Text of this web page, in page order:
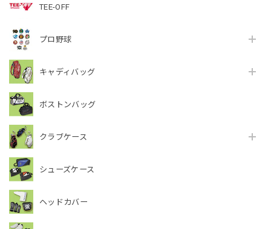
TEE-OFF
プロ野球
キャディバッグ
ボストンバッグ
クラブケース
シューズケース
ヘッドカバー